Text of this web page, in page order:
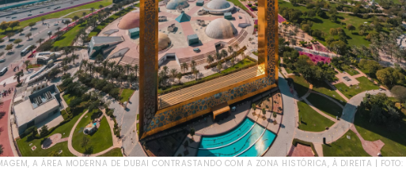
A ÁREA MODERNA DE DUBAI CONTRASTANDO COM A ZONA HISTÓRICA, À DIREITA | FOTO: